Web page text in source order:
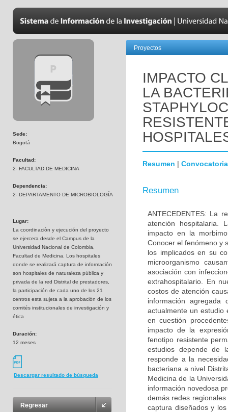
Sede:
Bogotá
Facultad:
2- FACULTAD DE MEDICINA
Dependencia:
2- DEPARTAMENTO DE MICROBIOLOGÍA
Lugar:
La coordinaciòn y ejecución del proyecto
se ejercera desde el Campus de la
Universidad Nacional de Colombia,
Facultad de Medicina. Los hospitales
donde se realizará captura de información
son hospitales de naturaleza pública y
privada de la red Distrital de prestadores,
la participación de cada uno de los 21
centros esta sujeta a la aprobación de los
comités institucionales de investigación y
ética
Duración:
12 meses
Descargar resultado de búsqueda
Regresar
Proyectos
IMPACTO
LA
Resumen | Convocatoria
Resumen
ANTECEDENTES: La
atención hospitalaria.
impacto en la
Conocer el fenómeno y
los implicados en su
microorganismo
asociación con
extrahospitalario. En
costos de atención
información agregada
actualmente un estudio
en cuestión
impacto de la
fenotipo resistente
estudios depende de
responde a la
bacteriana a nivel
Medicina de la
información novedosa
demás redes
captura diseñados y